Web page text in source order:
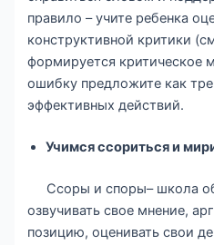
правило – учите ребенка
конструктивной критики
формируется критическое
ошибку предложите как
эффективных действий.
Учимся ссориться и
Ссоры и споры– школа
озвучивать свое мнение,
позицию, оценивать свои